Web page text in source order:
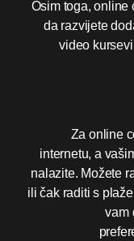
Osim toga, online
da razvijete
video
Za online
internetu, a
nalazite. Možete
ili čak raditi s
vam